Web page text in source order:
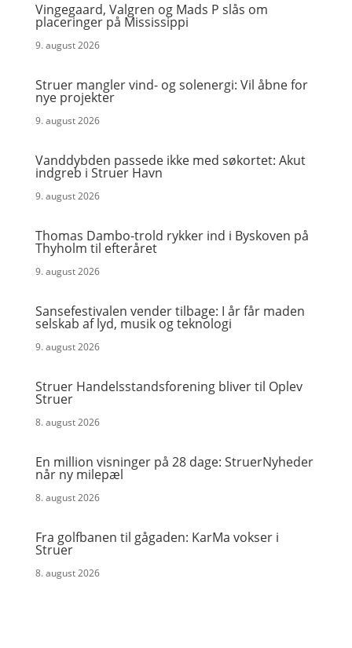
Vingegaard, Valgren og Mads P slås om
placeringer på Mississippi
9. august 2026
Struer mangler vind- og solenergi: Vil åbne for
nye projekter
9. august 2026
Vanddybden passede ikke med søkortet: Akut
indgreb i Struer Havn
9. august 2026
Thomas Dambo-trold rykker ind i Byskoven på
Thyholm til efteråret
9. august 2026
Sansefestivalen vender tilbage: I år får maden
selskab af lyd, musik og teknologi
9. august 2026
Struer Handelsstandsforening bliver til Oplev
Struer
8. august 2026
En million visninger på 28 dage: StruerNyheder
når ny milepæl
8. august 2026
Fra golfbanen til gågaden: KarMa vokser i
Struer
8. august 2026